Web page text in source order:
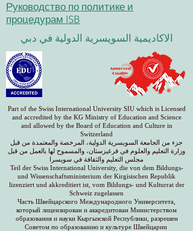
Руководство по политике и
процедурам ISB
الاكاديمية السويسرية الدولية في دبي
Part of the Swiss International University SIU which is Licensed
and accredited by the KG Ministry of Education and Science
and allowed by the Board of Education and Culture in
Switzerland
جزء من الجامعة السويسرية الدولية، المرخصة والمعتمدة من قبل
وزارة التعليم والعلوم في قرغيزستان، والمسموح لها بالعمل من قبل
مجلس التعليم والثقافة في سويسرا
Teil der Swiss International University, die von dem Bildungs-
und Wissenschaftsministerium der Kirgisischen Republik
lizenziert und akkreditiert ist, vom Bildungs- und Kulturrat der
Schweiz zugelassen
Часть Швейцарского Международного Университета,
который лицензирован и аккредитован Министерством
образования и науки Кыргызской Республики, разрешен
Советом по образованию и культуре Швейцарии